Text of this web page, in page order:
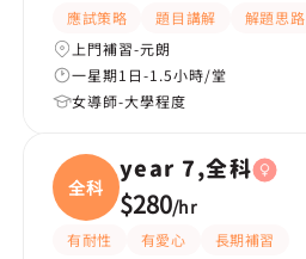
應試策略 題目講解 解題思路
上門補習-元朗
一星期1日-1.5小時/堂
女導師-大學程度
全科
year 7,全科
$280/hr
有耐性 有愛心
長期補習